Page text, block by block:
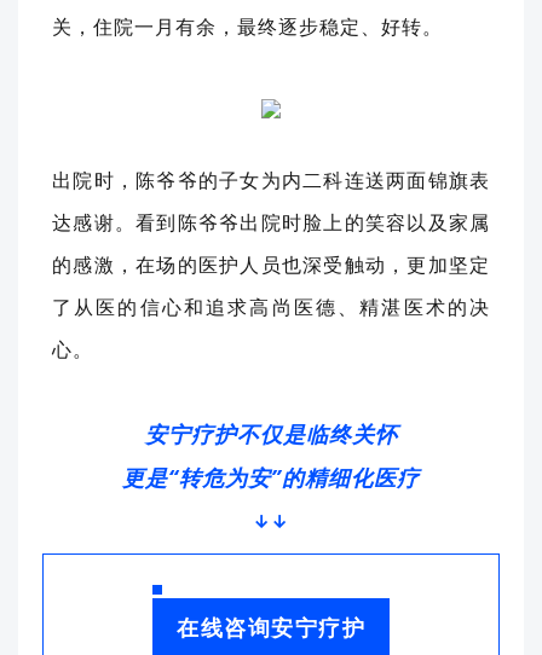
关，住院一月有余，最终逐步稳定、好转。
出院时， 陈爷爷的子女为内二科连送两面锦旗表
达感谢。 看到陈爷爷出院时脸上的笑容以及家属
的感激，在场的医护人员也深受触动，更加坚定
了从医的信心和追求高尚医德、精湛医术的决
心。
安宁疗护不仅是临终关怀
更是“转危为安”的精细化医疗
↓↓
在线咨询安宁疗护